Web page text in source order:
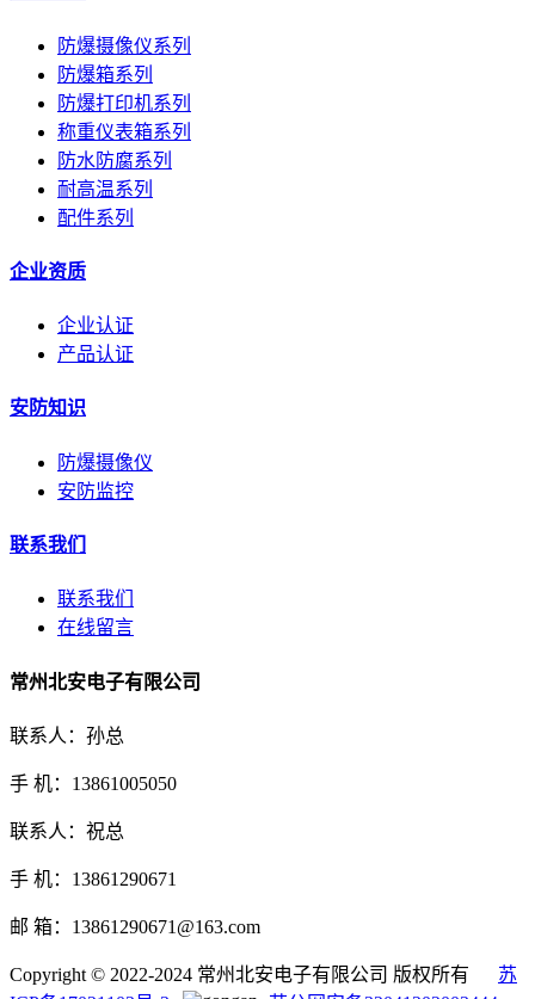
防爆摄像仪系列
防爆箱系列
防爆打印机系列
称重仪表箱系列
防水防腐系列
耐高温系列
配件系列
企业资质
企业认证
产品认证
安防知识
防爆摄像仪
安防监控
联系我们
联系我们
在线留言
常州北安电子有限公司
联系人：孙总
手 机：13861005050
联系人：祝总
手 机：13861290671
邮 箱：13861290671@163.com
Copyright © 2022-2024 常州北安电子有限公司 版权所有 苏